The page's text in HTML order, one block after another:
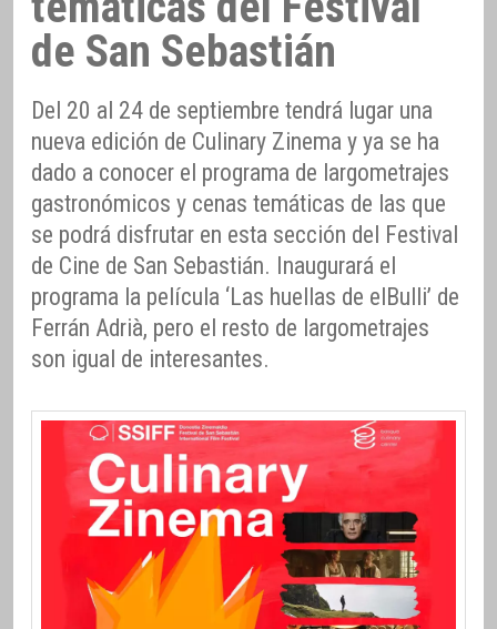
de San Sebastián
Del 20 al 24 de septiembre tendrá lugar una
nueva edición de Culinary Zinema y ya se ha
dado a conocer el programa de largometrajes
gastronómicos y cenas temáticas de las que
se podrá disfrutar en esta sección del Festival
de Cine de San Sebastián. Inaugurará el
programa la película ‘Las huellas de elBulli’ de
Ferrán Adrià, pero el resto de largometrajes
son igual de interesantes.